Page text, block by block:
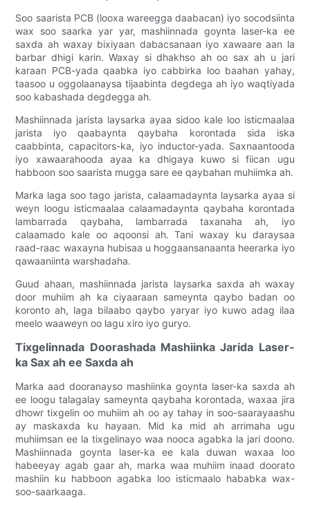
Soo saarista PCB (looxa wareegga daabacan) iyo socodsiinta
wax soo saarka yar yar, mashiinnada goynta laser-ka ee
saxda ah waxay bixiyaan dabacsanaan iyo xawaare aan la
barbar dhigi karin. Waxay si dhakhso ah oo sax ah u jari
karaan PCB-yada qaabka iyo cabbirka loo baahan yahay,
taasoo u oggolaanaysa tijaabinta degdega ah iyo waqtiyada
soo kabashada degdegga ah.
Mashiinnada jarista laysarka ayaa sidoo kale loo isticmaalaa
jarista iyo qaabaynta qaybaha korontada sida iska
caabbinta, capacitors-ka, iyo inductor-yada. Saxnaantooda
iyo xawaarahooda ayaa ka dhigaya kuwo si fiican ugu
habboon soo saarista mugga sare ee qaybahan muhiimka ah.
Marka laga soo tago jarista, calaamadaynta laysarka ayaa si
weyn loogu isticmaalaa calaamadaynta qaybaha korontada
lambarrada qaybaha, lambarrada taxanaha ah, iyo
calaamado kale oo aqoonsi ah. Tani waxay ku daraysaa
raad-raac waxayna hubisaa u hoggaansanaanta heerarka iyo
qawaaniinta warshadaha.
Guud ahaan, mashiinnada jarista laysarka saxda ah waxay
door muhiim ah ka ciyaaraan sameynta qaybo badan oo
koronto ah, laga bilaabo qaybo yaryar iyo kuwo adag ilaa
meelo waaweyn oo lagu xiro iyo guryo.
Tixgelinnada Doorashada Mashiinka Jarida Laser-
ka Sax ah ee Saxda ah
Marka aad dooranayso mashiinka goynta laser-ka saxda ah
ee loogu talagalay sameynta qaybaha korontada, waxaa jira
dhowr tixgelin oo muhiim ah oo ay tahay in soo-saarayaashu
ay maskaxda ku hayaan. Mid ka mid ah arrimaha ugu
muhiimsan ee la tixgelinayo waa nooca agabka la jari doono.
Mashiinnada goynta laser-ka ee kala duwan waxaa loo
habeeyay agab gaar ah, marka waa muhiim inaad doorato
mashiin ku habboon agabka loo isticmaalo hababka wax-
soo-saarkaaga.